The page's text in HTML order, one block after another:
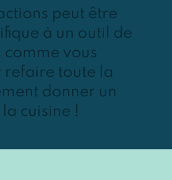
peut être
à un outil de
vous
toute la
donner un
cuisine !